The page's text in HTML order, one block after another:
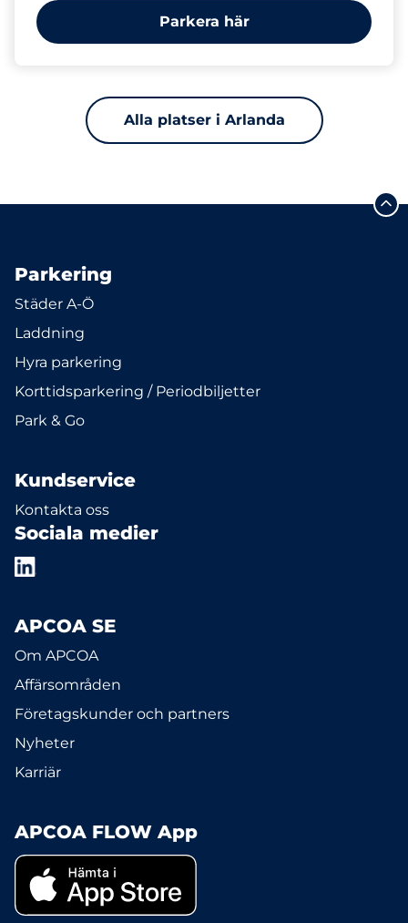
Parkera här
Alla platser i Arlanda
Parkering
Städer A-Ö
Laddning
Hyra parkering
Korttidsparkering / Periodbiljetter
Park & Go
Kundservice
Kontakta oss
Sociala medier
APCOA SE
Om APCOA
Affärsområden
Företagskunder och partners
Nyheter
Karriär
APCOA FLOW App